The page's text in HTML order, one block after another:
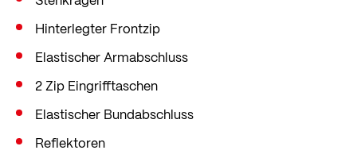
Hinterlegter Frontzip
Elastischer Armabschluss
2 Zip Eingrifftaschen
Elastischer Bundabschluss
Reflektoren